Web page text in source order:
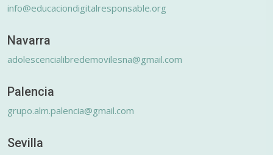
info@educaciondigitalresponsable.org
Navarra
adolescencialibredemovilesna@gmail.com
Palencia
grupo.alm.palencia@gmail.com
Sevilla